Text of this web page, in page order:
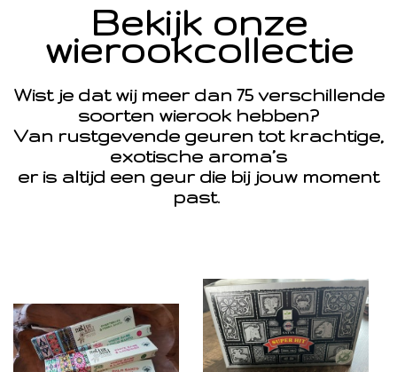
Bekijk onze
wierookcollectie
Wist je dat wij meer dan 75 verschillende
soorten wierook hebben?
Van rustgevende geuren tot krachtige,
exotische aroma’s
er is altijd een geur die bij jouw moment
past.